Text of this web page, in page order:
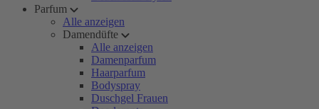
Parfum
Alle anzeigen
Damendüfte
Alle anzeigen
Damenparfum
Haarparfum
Bodyspray
Duschgel Frauen